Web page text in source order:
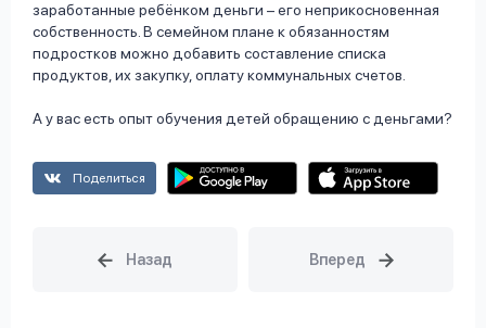
заработанные ребёнком деньги – его неприкосновенная
собственность. В семейном плане к обязанностям
подростков можно добавить составление списка
продуктов, их закупку, оплату коммунальных счетов.
А у вас есть опыт обучения детей обращению с деньгами?
Поделиться